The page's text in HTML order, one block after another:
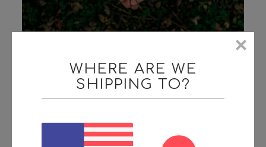
提携パートナー
Bokynaが植林プロジェクトのパートナーとして
Eden Reforestation Project
WHERE ARE WE
SHIPPING TO?